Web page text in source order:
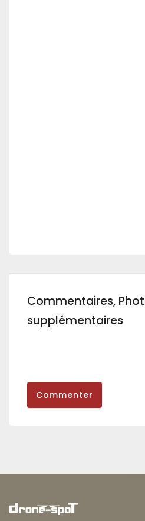
Commentaires,
supplémentaires
Commenter